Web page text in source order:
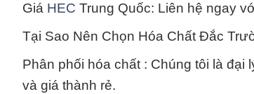
Giá HEC Trung Quốc: Liên hệ ngay
Tại Sao Nên Chọn Hóa Chất Đắc
Phân phối hóa chất : Chúng tôi là đại
và giá thành rẻ.